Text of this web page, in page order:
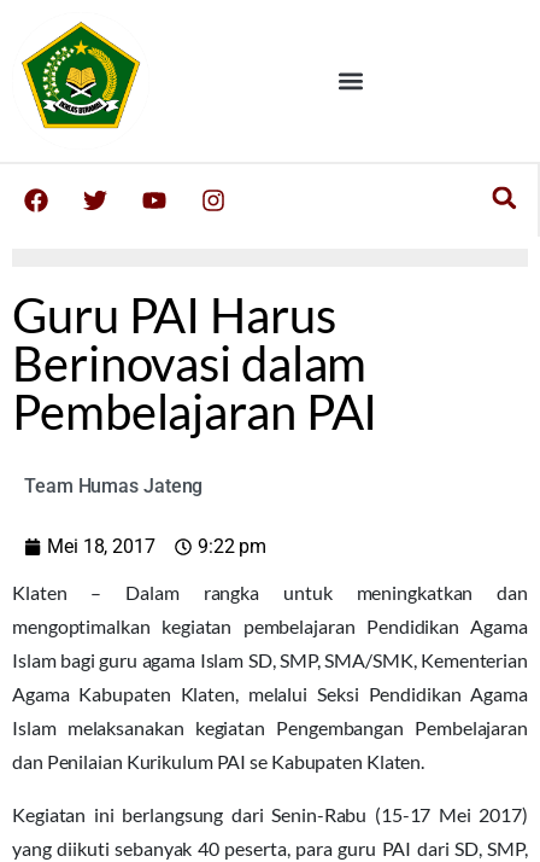
Guru PAI Harus
Berinovasi dalam
Pembelajaran PAI
Team Humas Jateng
Mei 18, 2017
9:22 pm
Klaten – Dalam rangka untuk meningkatkan dan
mengoptimalkan kegiatan pembelajaran Pendidikan Agama
Islam bagi guru agama Islam SD, SMP, SMA/SMK, Kementerian
Agama Kabupaten Klaten, melalui Seksi Pendidikan Agama
Islam melaksanakan kegiatan Pengembangan Pembelajaran
dan Penilaian Kurikulum PAI se Kabupaten Klaten.
Kegiatan ini berlangsung dari Senin-Rabu (15-17 Mei 2017)
yang diikuti sebanyak 40 peserta, para guru PAI dari SD, SMP,